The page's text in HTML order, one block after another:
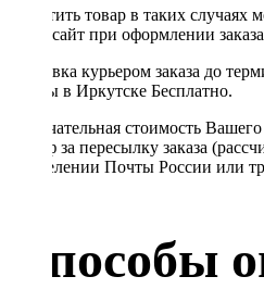
Оплатить товар в таких случаях
через сайт при оформлении
Доставка курьером заказа до
Почты в Иркутске Бесплатно.
Окончательная стоимость
Тариф за пересылку заказа
в отделении Почты России или
Способы